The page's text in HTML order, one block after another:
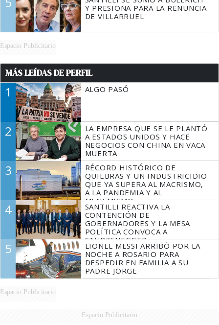
Y PRESIONA PARA LA RENUNCIA
DE VILLARRUEL
Espacio Publicitario
MÁS LEÍDAS DE PERFIL
1 ALGO PASÓ
2
LA EMPRESA QUE SE LE PLANTÓ
A ESTADOS UNIDOS Y HACE
NEGOCIOS CON CHINA EN VACA
MUERTA
3
RÉCORD HISTÓRICO DE
QUIEBRAS Y UN INDUSTRICIDIO
QUE YA SUPERA AL MACRISMO,
A LA PANDEMIA Y AL
MENEMISMO
4
SANTILLI REACTIVA LA
CONTENCIÓN DE
GOBERNADORES Y LA MESA
POLÍTICA CONVOCA A
STURZENEGGER
5
LIONEL MESSI ARRIBÓ POR LA
NOCHE A ROSARIO PARA
DESPEDIR EN FAMILIA A SU
PADRE JORGE
Espacio Publicitario
Espacio Publicitario